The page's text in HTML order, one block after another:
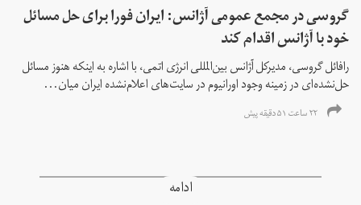
گروسی در مجمع عمومی آژانس: ایران فورا برای حل مسائل
خود با آژانس اقدام کند
رافائل گروسی، مدیرکل آژانس بین‌المللی انرژی اتمی، با اشاره به اینکه هنوز مسائل
حل‌نشده‌ای در زمینه وجود اورانیوم در سایت‌های اعلام‌نشده ایران میان...
۲۲ ساعت ۵۱ دقیقه پیش
ادامه